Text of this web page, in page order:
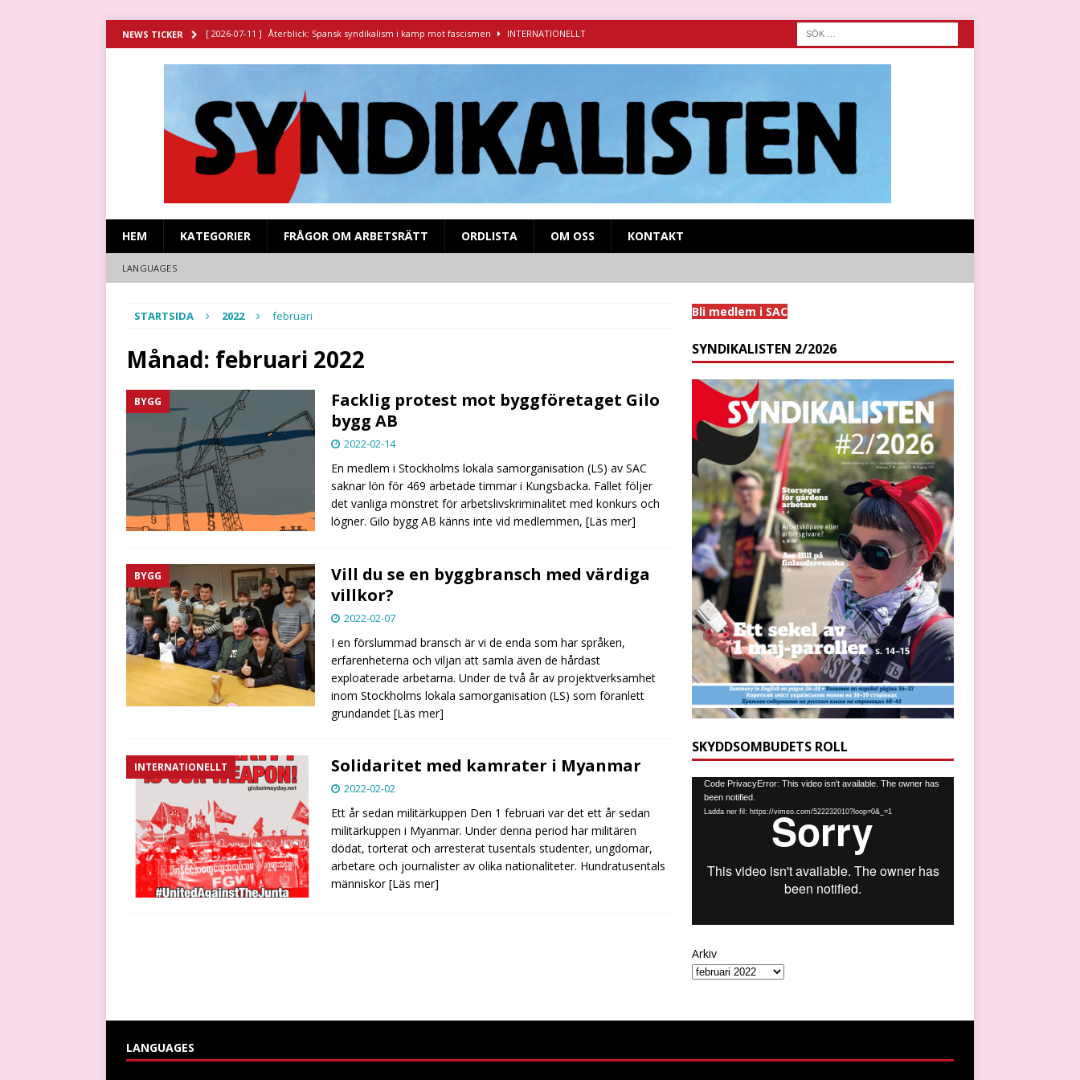
NEWS TICKER [ 2026-07-11 ] Återblick: Spansk syndikalism i kamp mot fascismen INTERNATIONELLT
[ 2026-06-23 ] Missa inte filmen om syndikalistisk kamp på SVT Play! MIGRANTARBETARE
[ 2026-07-15 ] Återblick: Revolutionens och inbördeskrigets Spanien INTERNATIONELLT
[ 2026-07-13 ] Återblick: Majstriderna i Barcelona INTERNATIONELLT
HEM KATEGORIER FRÅGOR OM ARBETSRÄTT ORDLISTA OM OSS KONTAKT
LANGUAGES
STARTSIDA 2022 februari
Månad: februari 2022
BYGG
Facklig protest mot byggföretaget Gilo
bygg AB
2022-02-14
En medlem i Stockholms lokala samorganisation (LS) av SAC
saknar lön för 469 arbetade timmar i Kungsbacka. Fallet följer
det vanliga mönstret för arbetslivskriminalitet med konkurs och
lögner. Gilo bygg AB känns inte vid medlemmen, [Läs mer]
BYGG
Vill du se en byggbransch med värdiga
villkor?
2022-02-07
I en förslummad bransch är vi de enda som har språken,
erfarenheterna och viljan att samla även de hårdast
exploaterade arbetarna. Under de två år av projektverksamhet
inom Stockholms lokala samorganisation (LS) som föranlett
grundandet [Läs mer]
INTERNATIONELLT Solidaritet med kamrater i Myanmar
2022-02-02
Ett år sedan militärkuppen Den 1 februari var det ett år sedan
militärkuppen i Myanmar. Under denna period har militären
dödat, torterat och arresterat tusentals studenter, ungdomar,
arbetare och journalister av olika nationaliteter. Hundratusentals
människor[Läs mer]
Bli medlem i SAC
SYNDIKALISTEN 2/2026
SKYDDSOMBUDETS ROLL
Videospelare
Code PrivacyError: This video isn't available. The owner has
been notified.
Ladda ner fil: https://vimeo.com/522232010?loop=0&_=1
Arkiv
LANGUAGES